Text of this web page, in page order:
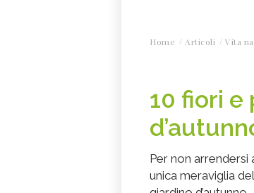
Home Articoli Vita
10 fiori e
Per non
unica meraviglia